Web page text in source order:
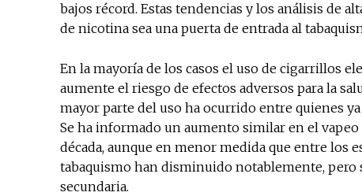
bajos récord. Estas tendencias y los análisis de
de nicotina sea una puerta de entrada al
En la mayoría de los casos el uso de cigarrillos
aumente el riesgo de efectos adversos para la
mayor parte del uso ​​ha ocurrido entre quienes
Se ha informado un aumento similar en el
década, aunque en menor medida que entre los
tabaquismo han disminuido notablemente, pero
secundaria.